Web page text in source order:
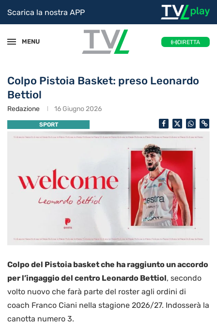
Scarica la nostra APP
MENU DIRETTA
Colpo Pistoia Basket: preso Leonardo
Bettiol
Redazione 16 Giugno 2026
SPORT
Colpo del Pistoia basket che ha raggiunto un accordo
per l’ingaggio del centro Leonardo Bettiol, secondo
volto nuovo che farà parte del roster agli ordini di
coach Franco Ciani nella stagione 2026/27. Indosserà la
canotta numero 3.